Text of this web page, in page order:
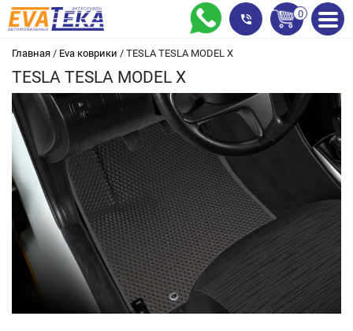
Главная / Eva коврики / TESLA TESLA MODEL X
TESLA TESLA MODEL X
0